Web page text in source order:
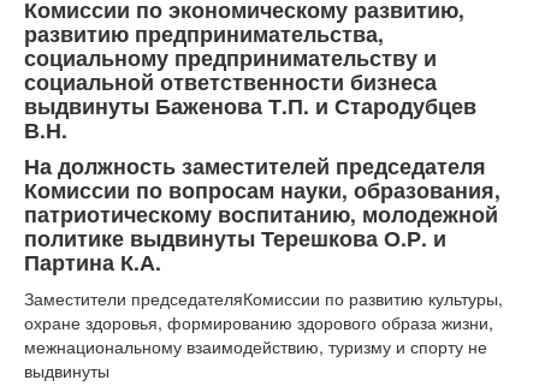
Комиссии по экономическому развитию,
развитию предпринимательства,
социальному предпринимательству и
социальной ответственности бизнеса
выдвинуты Баженова Т.П. и Стародубцев
В.Н.
На должность заместителей председателя
Комиссии по вопросам науки, образования,
патриотическому воспитанию, молодежной
политике выдвинуты Терешкова О.Р. и
Партина К.А.
Заместители председателяКомиссии по развитию культуры,
охране здоровья, формированию здорового образа жизни,
межнациональному взаимодействию, туризму и спорту не
выдвинуты